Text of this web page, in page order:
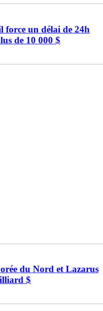
force un délai de 24h
de 10 000 $
du Nord et Lazarus
$